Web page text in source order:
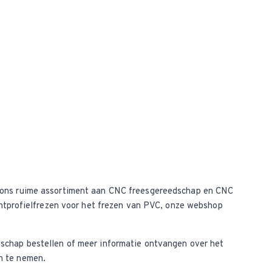
ruime assortiment aan CNC freesgereedschap en CNC
voor het frezen van PVC, onze webshop
bestellen of meer informatie ontvangen over het
te nemen.